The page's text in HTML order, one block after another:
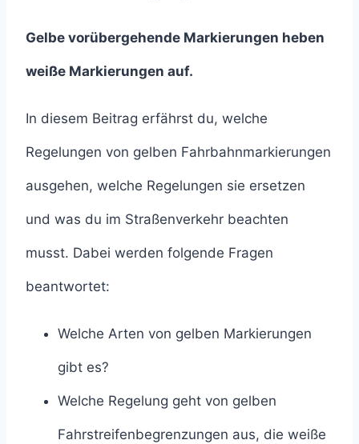
Gelbe vorübergehende Markierungen heben
weiße Markierungen auf.
In diesem Beitrag erfährst du, welche
Regelungen von gelben Fahrbahnmarkierungen
ausgehen, welche Regelungen sie ersetzen
und was du im Straßenverkehr beachten
musst. Dabei werden folgende Fragen
beantwortet:
Welche Arten von gelben Markierungen
gibt es?
Welche Regelung geht von gelben
Fahrstreifenbegrenzungen aus, die weiße